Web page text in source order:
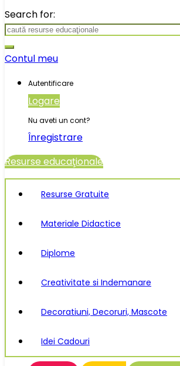
Search for:
Contul meu
Autentificare
Logare
Nu aveti un cont?
Înregistrare
Resurse educaţionale
Resurse Gratuite
Materiale Didactice
Diplome
Creativitate si Indemanare
Decoratiuni, Decoruri, Mascote
Idei Cadouri